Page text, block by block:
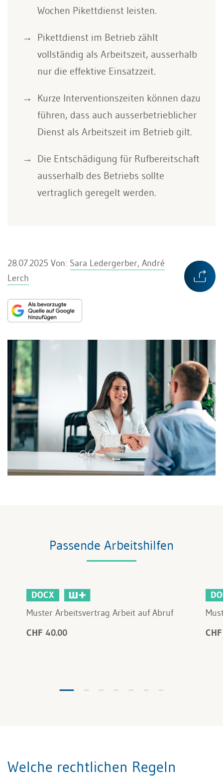
Wochen Pikettdienst leisten.
Pikettdienst im Betrieb zählt
vollständig als Arbeitszeit, ausserhalb
nur die effektive Einsatzzeit.
Kurze Interventionszeiten können dazu
führen, dass auch ausserbetrieblicher
Dienst als Arbeitszeit im Betrieb gilt.
Die Entschädigung für Rufbereitschaft
ausserhalb des Betriebs sollte
vertraglich geregelt werden.
28.07.2025 Von: Sara Ledergerber, André
Lerch
Passende Arbeitshilfen
DOCX
Muster Arbeitsvertrag Arbeit auf Abruf
CHF 40.00
Welche rechtlichen Regeln